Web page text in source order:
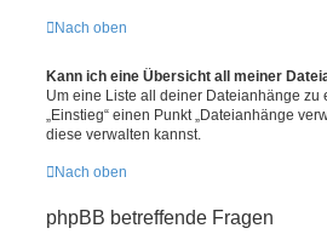
Nach oben
Kann ich eine Übersicht all meiner
Um eine Liste all deiner Dateianhänge
„Einstieg“ einen Punkt „Dateianhänge
diese verwalten kannst.
Nach oben
phpBB betreffende Fragen